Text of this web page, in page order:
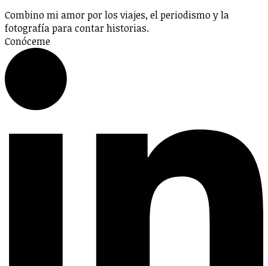
Combino mi amor por los viajes, el periodismo y la
fotografía para contar historias.
Conóceme